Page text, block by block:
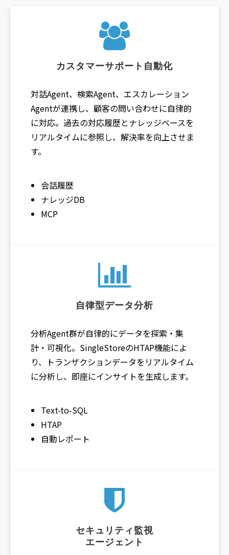
カスタマーサポート自動化
対話Agent、検索Agent、エスカレーション
Agentが連携し、顧客の問い合わせに自律的
に対応。過去の対応履歴とナレッジベースを
リアルタイムに参照し、解決率を向上させま
す。
会話履歴
ナレッジDB
MCP
自律型データ分析
分析Agent群が自律的にデータを探索・集
計・可視化。SingleStoreのHTAP機能によ
り、トランザクションデータをリアルタイム
に分析し、即座にインサイトを生成します。
Text-to-SQL
HTAP
自動レポート
セキュリティ監視
エージェント